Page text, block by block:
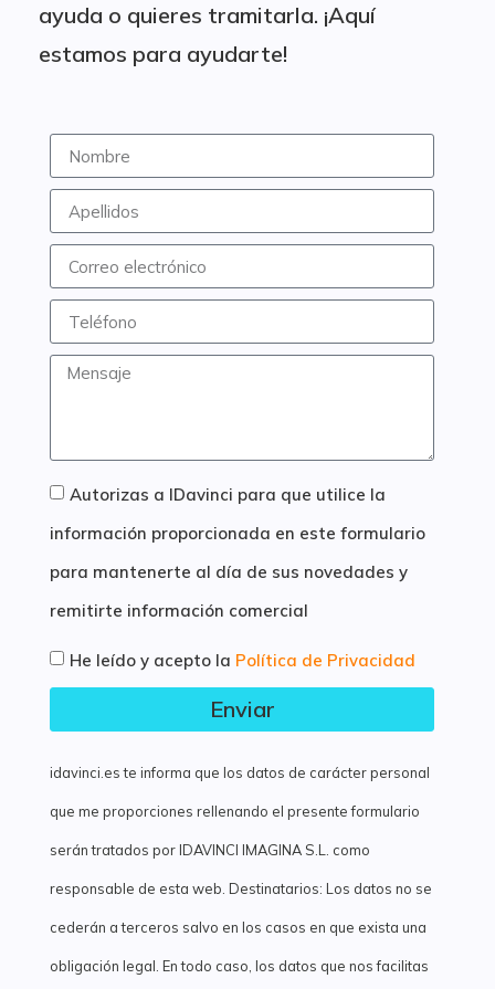
ayuda o quieres tramitarla. ¡Aquí
estamos para ayudarte!
Autorizas a IDavinci para que utilice la
información proporcionada en este formulario
para mantenerte al día de sus novedades y
remitirte información comercial
He leído y acepto la Política de Privacidad
Enviar
idavinci.es te informa que los datos de carácter personal
que me proporciones rellenando el presente formulario
serán tratados por IDAVINCI IMAGINA S.L. como
responsable de esta web. Destinatarios: Los datos no se
cederán a terceros salvo en los casos en que exista una
obligación legal. En todo caso, los datos que nos facilitas